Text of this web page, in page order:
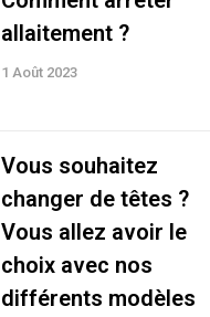
allaitement ?
1 Août 2023
Vous souhaitez
changer de têtes ?
Vous allez avoir le
choix avec nos
différents modèles